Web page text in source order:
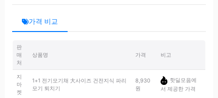
가격 비교
판
매
처
상품명 가격 비고
지
마
켓
1+1 전기모기채 大사이즈 건전지식 파리
모기 퇴치기
8,930
원
핫딜모음에
서 제공한 가격